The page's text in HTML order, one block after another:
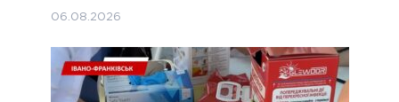
06.08.2026